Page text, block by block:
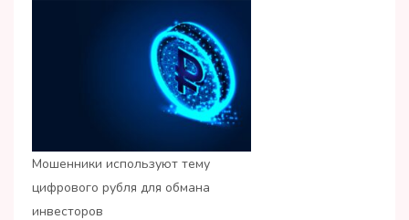
Мошенники используют тему
цифрового рубля для обмана
инвесторов